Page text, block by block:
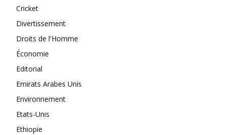
Cricket
Divertissement
Droits de l'Homme
Économie
Editorial
Emirats Arabes Unis
Environnement
Etats-Unis
Ethiopie